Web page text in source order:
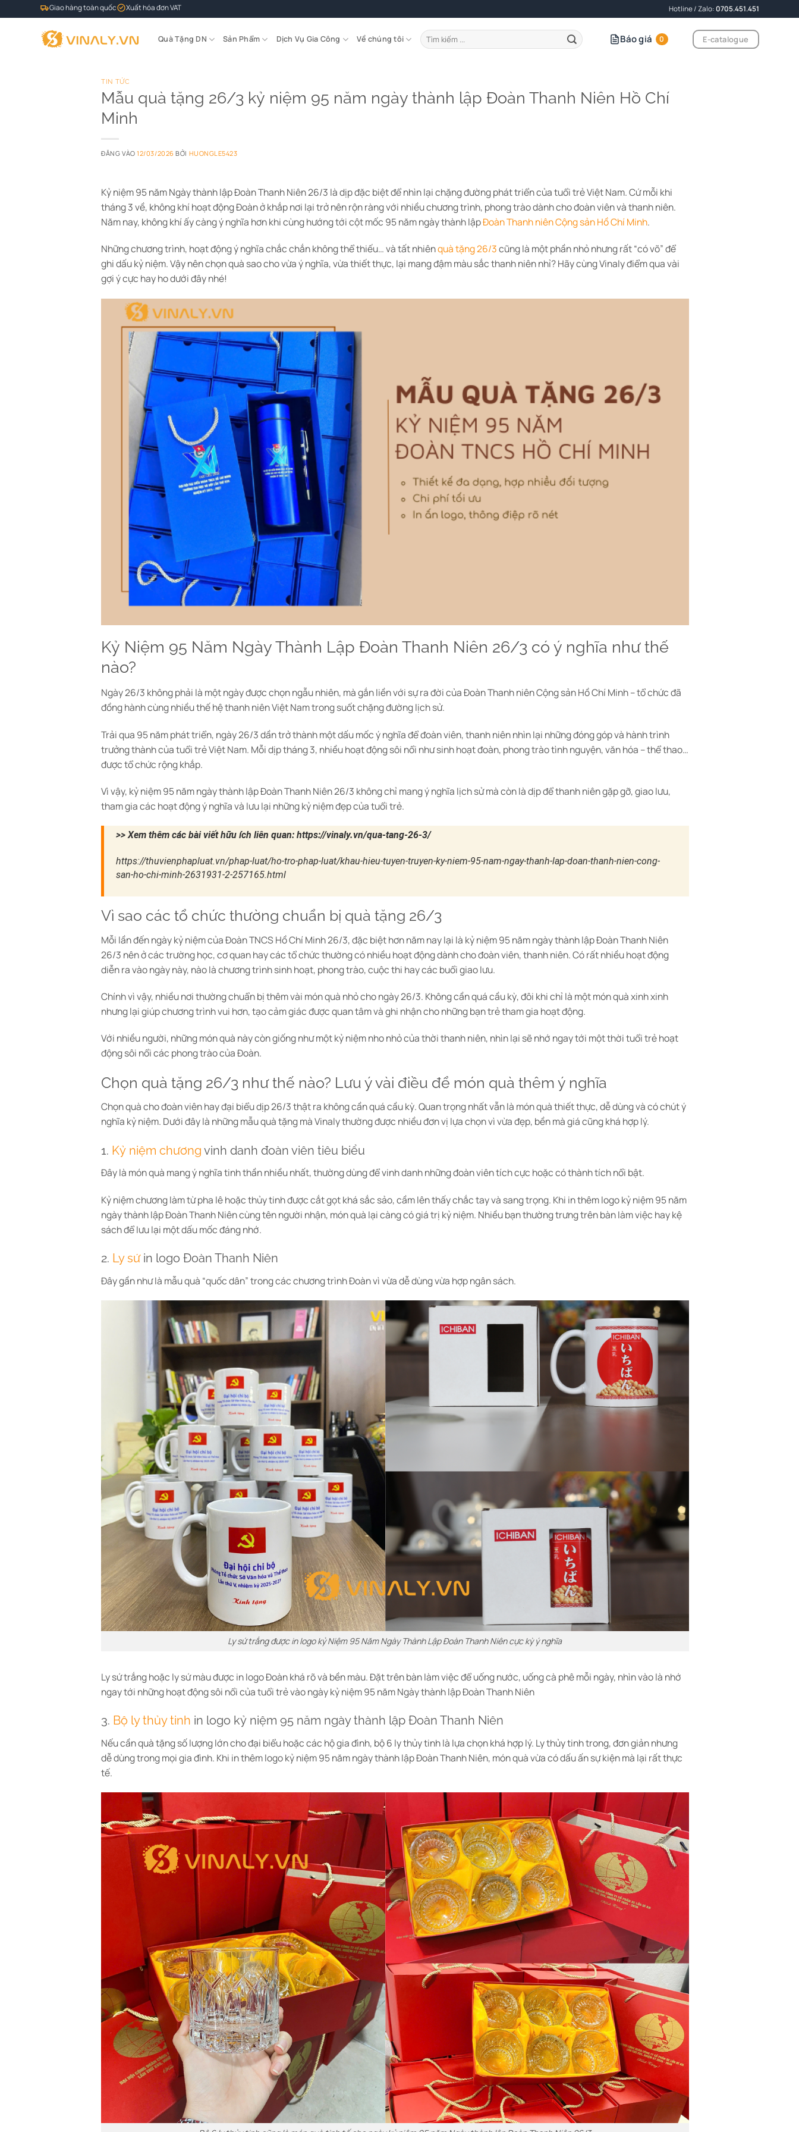
qua
Giao hàng toàn quốc Xuất hóa đơn VAT Hotline / Zalo:0705.451.451
Quà Tặng DN Sản Phẩm Dịch Vụ Gia Công Về chúng tôi
Tìm
kiếm:
Báo giá 0 E-catalogue
TIN TỨC
Mẫu quà tặng 26/3 kỷ niệm 95 năm ngày thành lập Đoàn Thanh Niên Hồ Chí
Minh
ĐĂNG VÀO12/03/2026 BỞI HUONGLE5423
Kỷ niệm 95 năm Ngày thành lập Đoàn Thanh Niên 26/3 là dịp đặc biệt để nhìn lại chặng đường phát triển của tuổi trẻ Việt Nam. Cứ mỗi khi
tháng 3 về, không khí hoạt động Đoàn ở khắp nơi lại trở nên rộn ràng với nhiều chương trình, phong trào dành cho đoàn viên và thanh niên.
Năm nay, không khí ấy càng ý nghĩa hơn khi cùng hướng tới cột mốc 95 năm ngày thành lậpĐoàn Thanh niên Cộng sản Hồ Chí Minh.
Những chương trình, hoạt động ý nghĩa chắc chắn không thể thiếu… và tất nhiênquà tặng 26/3cũng là một phần nhỏ nhưng rất “có võ” để
ghi dấu kỷ niệm. Vậy nên chọn quà sao cho vừa ý nghĩa, vừa thiết thực, lại mang đậm màu sắc thanh niên nhỉ? Hãy cùng Vinaly điểm qua vài
gợi ý cực hay ho dưới đây nhé!
Kỷ Niệm 95 Năm Ngày Thành Lập Đoàn Thanh Niên 26/3 có ý nghĩa như thế
nào?
Ngày 26/3 không phải là một ngày được chọn ngẫu nhiên, mà gắn liền với sự ra đời củaĐoàn Thanh niên Cộng sản Hồ Chí Minh– tổ chức đã
đồng hành cùng nhiều thế hệ thanh niên Việt Nam trong suốt chặng đường lịch sử.
Trải qua 95 năm phát triển, ngày 26/3 dần trở thành một dấu mốc ý nghĩa để đoàn viên, thanh niên nhìn lại những đóng góp và hành trình
trưởng thành của tuổi trẻ Việt Nam. Mỗi dịp tháng 3, nhiều hoạt động sôi nổi như sinh hoạt đoàn, phong trào tình nguyện, văn hóa – thể thao…
được tổ chức rộng khắp.
Vì vậy, kỷ niệm 95 năm ngày thành lập Đoàn Thanh Niên 26/3 không chỉ mang ý nghĩa lịch sử mà còn là dịp để thanh niên gặp gỡ, giao lưu,
tham gia các hoạt động ý nghĩa và lưu lại những kỷ niệm đẹp của tuổi trẻ.
>> Xem thêm các bài viết hữu ích liên quan: https://vinaly.vn/qua-tang-26-3/
https://thuvienphapluat.vn/phap-luat/ho-tro-phap-luat/khau-hieu-tuyen-truyen-ky-niem-95-nam-ngay-thanh-lap-doan-thanh-nien-cong-
san-ho-chi-minh-2631931-2-257165.html
Vì sao các tổ chức thường chuẩn bị quà tặng 26/3
Mỗi lần đến ngày kỷ niệm của Đoàn TNCS Hồ Chí Minh 26/3, đặc biệt hơn năm nay lại là kỷ niệm 95 năm ngày thành lập Đoàn Thanh Niên
26/3 nên ở các trường học, cơ quan hay các tổ chức thường có nhiều hoạt động dành cho đoàn viên, thanh niên. Có rất nhiều hoạt động
diễn ra vào ngày này, nào là chương trình sinh hoạt, phong trào, cuộc thi hay các buổi giao lưu.
Chính vì vậy, nhiều nơi thường chuẩn bị thêm vài món quà nhỏ cho ngày 26/3. Không cần quá cầu kỳ, đôi khi chỉ là một món quà xinh xinh
nhưng lại giúp chương trình vui hơn, tạo cảm giác được quan tâm và ghi nhận cho những bạn trẻ tham gia hoạt động.
Với nhiều người, những món quà này còn giống như một kỷ niệm nho nhỏ của thời thanh niên, nhìn lại sẽ nhớ ngay tới một thời tuổi trẻ hoạt
động sôi nổi các phong trào của Đoàn.
Chọn quà tặng 26/3 như thế nào? Lưu ý vài điều để món quà thêm ý nghĩa
Chọn quà cho đoàn viên hay đại biểu dịp 26/3 thật ra không cần quá cầu kỳ. Quan trọng nhất vẫn là món quà thiết thực, dễ dùng và có chút ý
nghĩa kỷ niệm. Dưới đây là những mẫu quà tặng mà Vinaly thường được nhiều đơn vị lựa chọn vì vừa đẹp, bền mà giá cũng khá hợp lý.
1. Kỷ niệm chương vinh danh đoàn viên tiêu biểu
Đây là món quà mang ý nghĩa tinh thần nhiều nhất, thường dùng để vinh danh những đoàn viên tích cực hoặc có thành tích nổi bật.
Kỷ niệm chương làm từ pha lê hoặc thủy tinh được cắt gọt khá sắc sảo, cầm lên thấy chắc tay và sang trọng. Khi in thêm logo kỷ niệm 95 năm
ngày thành lập Đoàn Thanh Niên cùng tên người nhận, món quà lại càng có giá trị kỷ niệm. Nhiều bạn thường trưng trên bàn làm việc hay kệ
sách để lưu lại một dấu mốc đáng nhớ.
2. Ly sứin logo Đoàn Thanh Niên
Đây gần như là mẫu quà “quốc dân” trong các chương trình Đoàn vì vừa dễ dùng vừa hợp ngân sách.
Ly sứ trắng được in logo kỷ Niệm 95 Năm Ngày Thành Lập Đoàn Thanh Niên cực kỳ ý nghĩa
Ly sứ trắng hoặc ly sứ màu được in logo Đoàn khá rõ và bền màu. Đặt trên bàn làm việc để uống nước, uống cà phê mỗi ngày, nhìn vào là nhớ
ngay tới những hoạt động sôi nổi của tuổi trẻ vào ngày kỷ niệm 95 năm Ngày thành lập Đoàn Thanh Niên
3. Bộ ly thủy tinh in logo kỷ niệm 95 năm ngày thành lập Đoàn Thanh Niên
Nếu cần quà tặng số lượng lớn cho đại biểu hoặc các hộ gia đình, bộ 6 ly thủy tinh là lựa chọn khá hợp lý. Ly thủy tinh trong, đơn giản nhưng
dễ dùng trong mọi gia đình. Khi in thêm logo kỷ niệm 95 năm ngày thành lập Đoàn Thanh Niên, món quà vừa có dấu ấn sự kiện mà lại rất thực
tế.